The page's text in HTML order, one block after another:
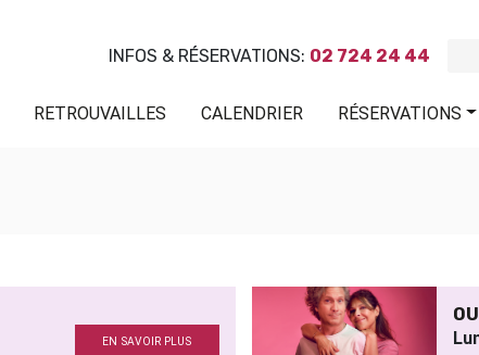
INFOS & RÉSERVATIONS: 02 724 24 44
RETROUVAILLES CALENDRIER RÉSERVATIONS
EN SAVOIR PLUS